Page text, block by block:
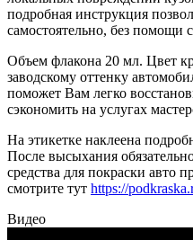
подробная инструкция
самостоятельно, без помощи
Объем флакона 20 мл. Цвет
заводскому оттенку
поможет Вам легко
сэкономить на услугах
На этикетке наклеена
После высыхания
средства для покраски авто
смотрите тут https://
Видео